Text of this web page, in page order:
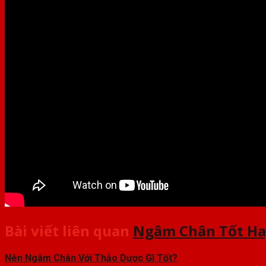
Bài viết liên quan Ngâm Chân Tốt
Nên Ngâm Chân Với Thảo Dược Gì Tốt?